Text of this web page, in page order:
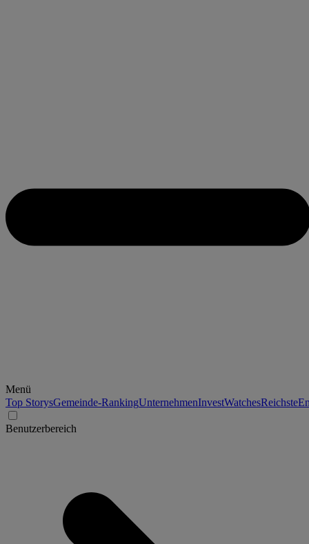
Menü
Top StorysGemeinde-RankingUnternehmenInvestWatchesReichste
Benutzerbereich